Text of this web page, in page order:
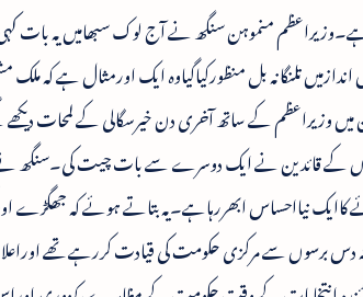
تلنگانہ بل منظورکیاگیاوہ ایک اورمثال ہے کہ ملک
وزیراعظم کے ساتھ آخری دن خیرسگالی کے لمحات
کے قائدین نے ایک دوسرے سے بات چیت
کاایک نیااحساس ابھررہاہے۔یہ بتاتے ہوئے کہ جھگڑے
دس برسوں سے مرکزی حکومت کی قیادت کررہے تھے